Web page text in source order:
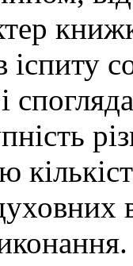
іспиту